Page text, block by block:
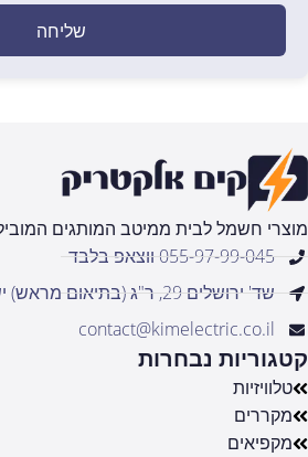
שליחה
מוצרי חשמל לבית ממיטב המותגים
055-97-99-045 ווצאפ בלבד
שד' ירושלים 29, ר"ג (בתיאום מראש) ישראל
contact@kimelectric.co.il
קטגוריות נבחרות
טלוויזיות
מקררים
מקפיאים